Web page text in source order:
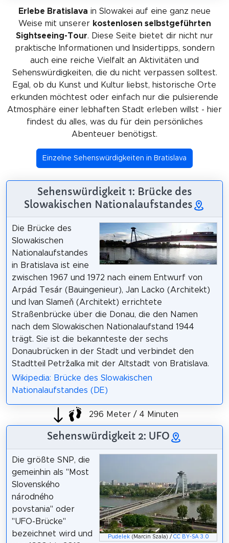
Erlebe Bratislava in Slowakei auf eine ganz neue
Weise mit unserer kostenlosen selbstgeführten
Sightseeing-Tour. Diese Seite bietet dir nicht nur
praktische Informationen und Insidertipps, sondern
auch eine reiche Vielfalt an Aktivitäten und
Sehenswürdigkeiten, die du nicht verpassen solltest.
Egal, ob du Kunst und Kultur liebst, historische Orte
erkunden möchtest oder einfach nur die pulsierende
Atmosphäre einer lebhaften Stadt erleben willst - hier
findest du alles, was du für dein persönliches
Abenteuer benötigst.
Einzelne Sehenswürdigkeiten in Bratislava
Sehenswürdigkeit 1: Brücke des
Slowakischen Nationalaufstandes
Die Brücke des
Slowakischen
Nationalaufstandes
in Bratislava ist eine
zwischen 1967 und 1972 nach einem Entwurf von
Arpád Tesár (Bauingenieur), Jan Lacko (Architekt)
und Ivan Slameň (Architekt) errichtete
Straßenbrücke über die Donau, die den Namen
nach dem Slowakischen Nationalaufstand 1944
trägt. Sie ist die bekannteste der sechs
Donaubrücken in der Stadt und verbindet den
Stadtteil Petržalka mit der Altstadt von Bratislava.
Wikipedia: Brücke des Slowakischen
Nationalaufstandes (DE)
296 Meter / 4 Minuten
Sehenswürdigkeit 2: UFO
Pudelek(Marcin Szala) / CC BY-SA 3.0
Die größte SNP, die
gemeinhin als "Most
Slovenského
národného
povstania" oder
"UFO-Brücke"
bezeichnet wird und